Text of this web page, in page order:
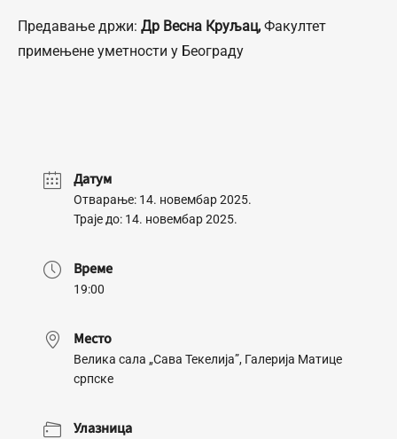
Предавање држи: Др Весна Круљац, Факултет
примењене уметности у Београду
Датум
Отварање: 14. новембар 2025.
Траје до: 14. новембар 2025.
Време
19:00
Место
Велика сала „Сава Текелија”, Галерија Матице
српске
Улазница